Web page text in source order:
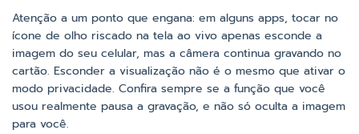
Atenção a um ponto que engana: em alguns apps, tocar no
ícone de olho riscado na tela ao vivo apenas esconde a
imagem do seu celular, mas a câmera continua gravando no
cartão. Esconder a visualização não é o mesmo que ativar o
modo privacidade. Confira sempre se a função que você
usou realmente pausa a gravação, e não só oculta a imagem
para você.